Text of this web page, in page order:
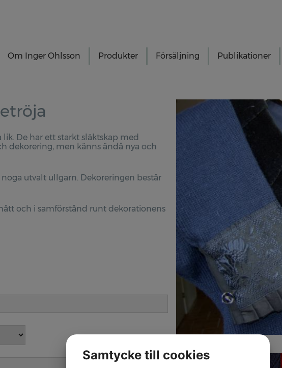
Om Inger Ohlsson Produkter Försäljning Publikationer
De har ett starkt släktskap med
dekorering, men känns ändå nya och
utvalt ullgarn. Dekoreringen består
och i samförstånd runt dekorationens
Samtycke till cookies